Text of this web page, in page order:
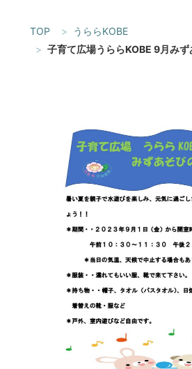
TOP
うららKOBE
子育て広場うららKOBE 9月み